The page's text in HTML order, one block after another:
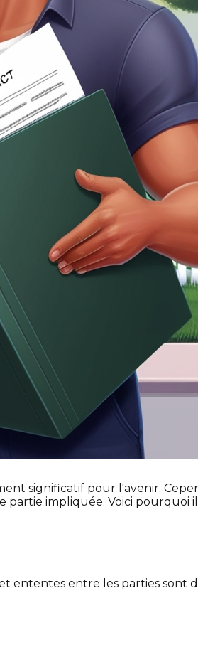
significatif pour l'avenir.
impliquée. Voici pourquoi
ententes entre les parties sont